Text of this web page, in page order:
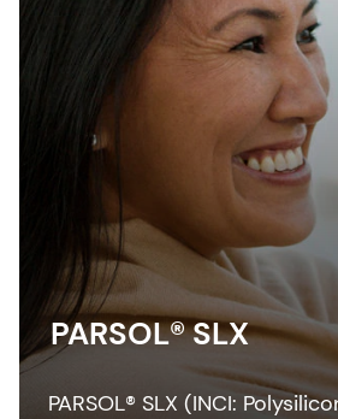
PARSOL® SLX
PARSOL® SLX (INCI: